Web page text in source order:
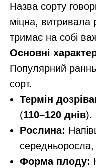
Назва сорту
міцна, витривала
тримає на собі
Основні
Популярний
сорт.
Термін
(110–120 днів).
Рослина:
Форма плоду: